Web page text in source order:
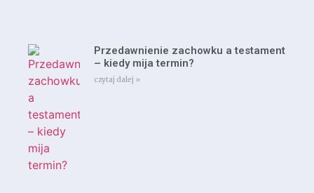
Przedawnienie zachowku a testament
– kiedy mija termin?
czytaj dalej »